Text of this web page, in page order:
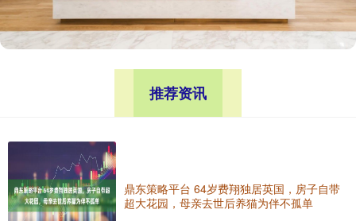
推荐资讯
鼎东策略平台 64岁费翔独居英国，房子自带
超大花园，母亲去世后养猫为伴不孤单